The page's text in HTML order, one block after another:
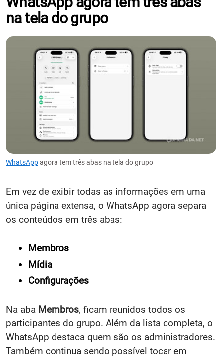
na tela do grupo
WhatsAppagora tem três abas na tela do grupo
Em vez de exibir todas as informações em uma
única página extensa, o WhatsApp agora separa
os conteúdos em três abas:
Membros
Mídia
Configurações
Na aba Membros, ficam reunidos todos os
participantes do grupo. Além da lista completa, o
WhatsApp destaca quem são os administradores.
Também continua sendo possível tocar em